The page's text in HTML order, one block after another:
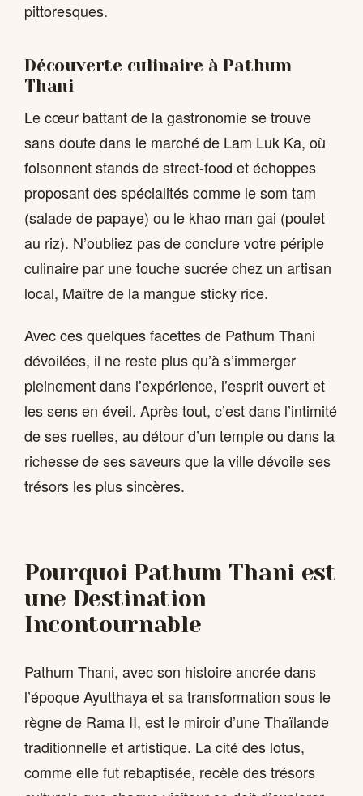
pittoresques.
Découverte culinaire à Pathum
Thani
Le cœur battant de la gastronomie se trouve
sans doute dans le marché de Lam Luk Ka, où
foisonnent stands de street-food et échoppes
proposant des spécialités comme le som tam
(salade de papaye) ou le khao man gai (poulet
au riz). N’oubliez pas de conclure votre périple
culinaire par une touche sucrée chez un artisan
local, Maître de la mangue sticky rice.
Avec ces quelques facettes de Pathum Thani
dévoilées, il ne reste plus qu’à s’immerger
pleinement dans l’expérience, l’esprit ouvert et
les sens en éveil. Après tout, c’est dans l’intimité
de ses ruelles, au détour d’un temple ou dans la
richesse de ses saveurs que la ville dévoile ses
trésors les plus sincères.
Pourquoi Pathum Thani est
une Destination
Incontournable
Pathum Thani, avec son histoire ancrée dans
l’époque Ayutthaya et sa transformation sous le
règne de Rama II, est le miroir d’une Thaïlande
traditionnelle et artistique. La cité des lotus,
comme elle fut rebaptisée, recèle des trésors